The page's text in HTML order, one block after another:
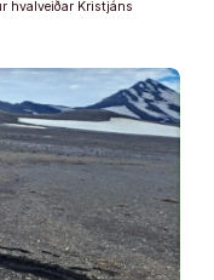
hvalveiðar Kristjáns